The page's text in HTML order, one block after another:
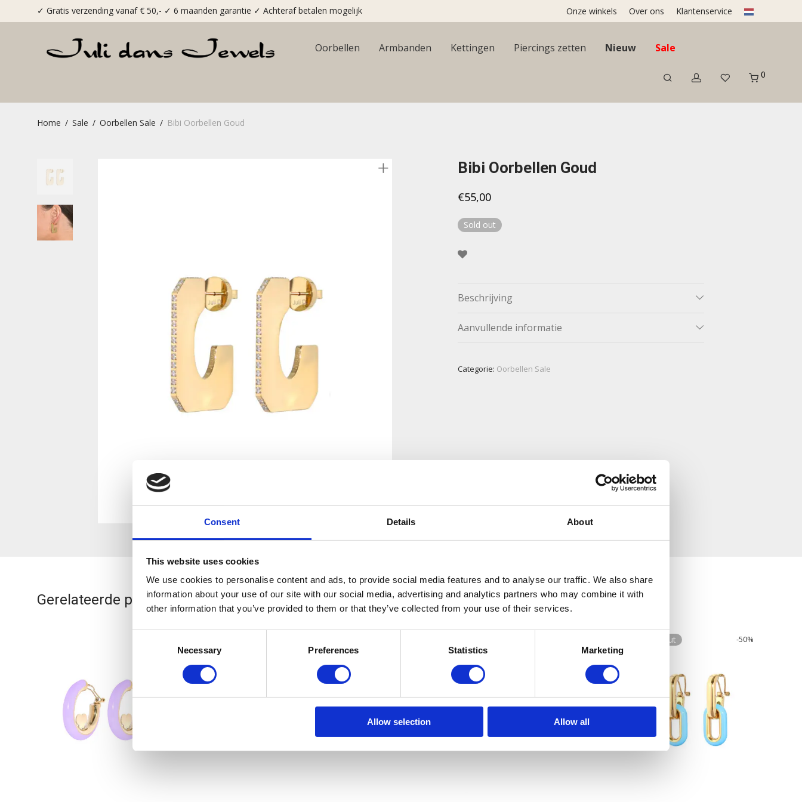
Consent Details About
This website uses cookies
We use cookies to personalise content and ads, to provide social media features and to analyse our traffic. We also share
information about your use of our site with our social media, advertising and analytics partners who may combine it with
other information that you’ve provided to them or that they’ve collected from your use of their services.
Necessary Preferences Statistics Marketing
Allow selection Allow all
✓ Gratis verzending vanaf € 50,- ✓ 6 maanden garantie ✓ Achteraf betalen mogelijk Onze winkels Over ons Klantenservice
Oorbellen Armbanden Kettingen Piercings zetten Nieuw Sale
0
Home / Sale / Oorbellen Sale / Bibi Oorbellen Goud
Bibi Oorbellen Goud
€55,00
Sold out
Beschrijving
Aanvullende informatie
Categorie: Oorbellen Sale
Gerelateerde producten
-50%
Sold out